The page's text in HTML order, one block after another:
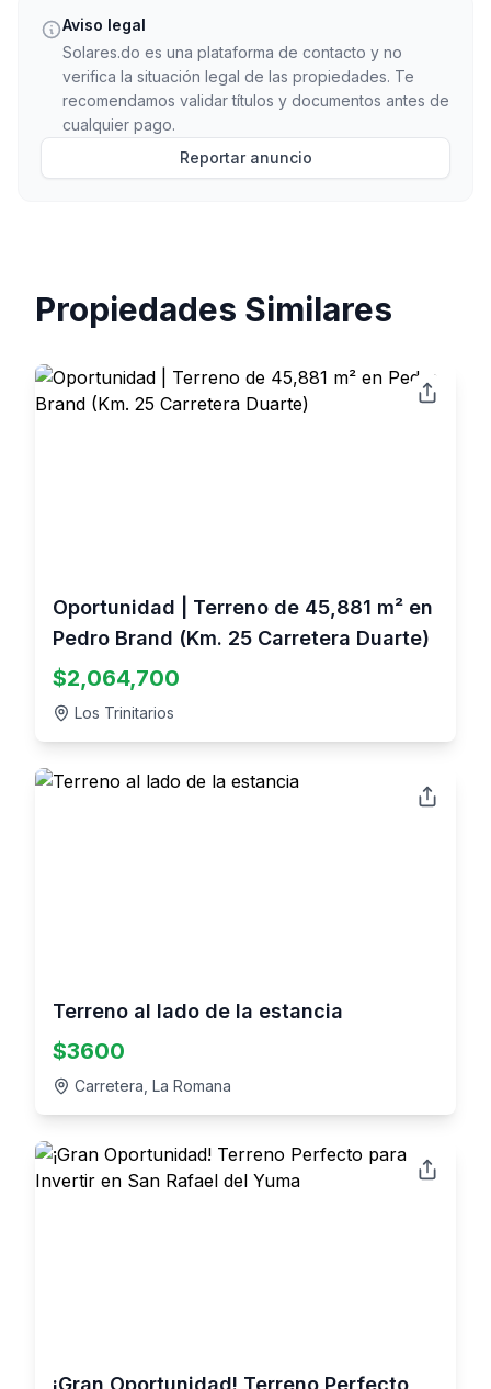
Aviso legal
Solares.do es una plataforma de contacto y no
verifica la situación legal de las propiedades. Te
recomendamos validar títulos y documentos antes de
cualquier pago.
Reportar anuncio
Propiedades Similares
Oportunidad | Terreno de 45,881 m² en
Pedro Brand (Km. 25 Carretera Duarte)
$2,064,700
Los Trinitarios
Terreno al lado de la estancia
$3600
Carretera, La Romana
¡Gran Oportunidad! Terreno Perfecto